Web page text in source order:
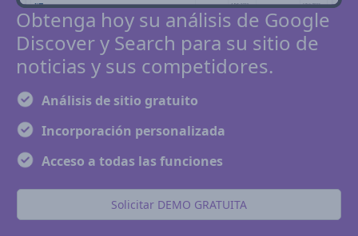
Obtenga hoy su análisis de Google
Discover y Search para su sitio de
noticias y sus competidores.
Análisis de sitio gratuito
Incorporación personalizada
Acceso a todas las funciones
Solicitar DEMO GRATUITA